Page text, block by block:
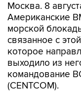
Москва. 8
Американские
морской
связанное с
которое
выходило из
командование
(CENTCOM).